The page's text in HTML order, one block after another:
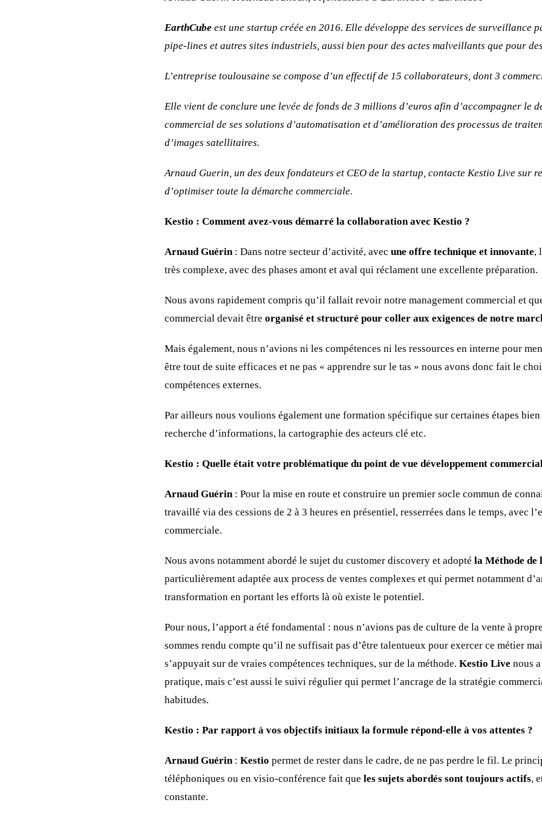
EarthCube est une startup créée en 2016. Elle développe des services de surveillance
pipe-lines et autres sites industriels, aussi bien pour des actes malveillants que pour
L’entreprise toulousaine se compose d’un effectif de 15 collaborateurs, dont 3
Elle vient de conclure une levée de fonds de 3 millions d’euros afin d’accompagner le
commercial de ses solutions d’automatisation et d’amélioration des processus de
d’images satellitaires.
Arnaud Guerin, un des deux fondateurs et CEO de la startup, contacte Kestio Live sur
d’optimiser toute la démarche commerciale.
Kestio : Comment avez-vous démarré la collaboration avec Kestio ?
Arnaud Guérin: Dans notre secteur d’activité, avec une offre technique et innovante,
très complexe, avec des phases amont et aval qui réclament une excellente préparation.
Nous avons rapidement compris qu’il fallait revoir notre management commercial et
commercial devait être organisé et structuré pour coller aux exigences de notre
Mais également, nous n’avions ni les compétences ni les ressources en interne pour
être tout de suite efficaces et ne pas « apprendre sur le tas » nous avons donc fait le
compétences externes.
Par ailleurs nous voulions également une formation spécifique sur certaines étapes
recherche d’informations, la cartographie des acteurs clé etc.
Kestio : Quelle était votre problématique du point de vue développement
Arnaud Guérin: Pour la mise en route et construire un premier socle commun de
travaillé via des cessions de 2 à 3 heures en présentiel, resserrées dans le temps, avec
commerciale.
Nous avons notamment abordé le sujet du customer discovery et adopté la Méthode de
particulièrement adaptée aux process de ventes complexes et qui permet notamment
transformation en portant les efforts là où existe le potentiel.
Pour nous, l’apport a été fondamental : nous n’avions pas de culture de la vente à
sommes rendu compte qu’il ne suffisait pas d’être talentueux pour exercer ce métier
s’appuyait sur de vraies compétences techniques, sur de la méthode. Kestio Live nous
pratique, mais c’est aussi le suivi régulier qui permet l’ancrage de la stratégie
habitudes.
Kestio : Par rapport à vos objectifs initiaux la formule répond-elle à vos attentes ?
Arnaud Guérin: Kestio permet de rester dans le cadre, de ne pas perdre le fil. Le
téléphoniques ou en visio-conférence fait que les sujets abordés sont toujours actifs,
constante.